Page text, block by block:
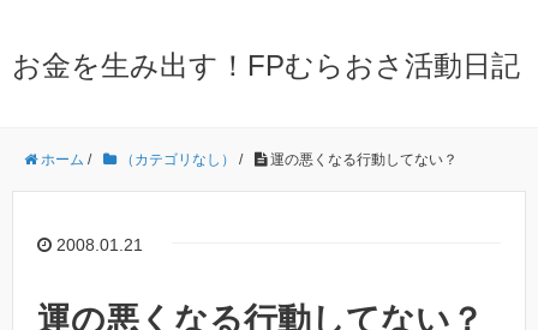
お金を生み出す！FPむらおさ活動日記
ホーム / （カテゴリなし） / 運の悪くなる行動してない？
2008.01.21
運の悪くなる行動してない？